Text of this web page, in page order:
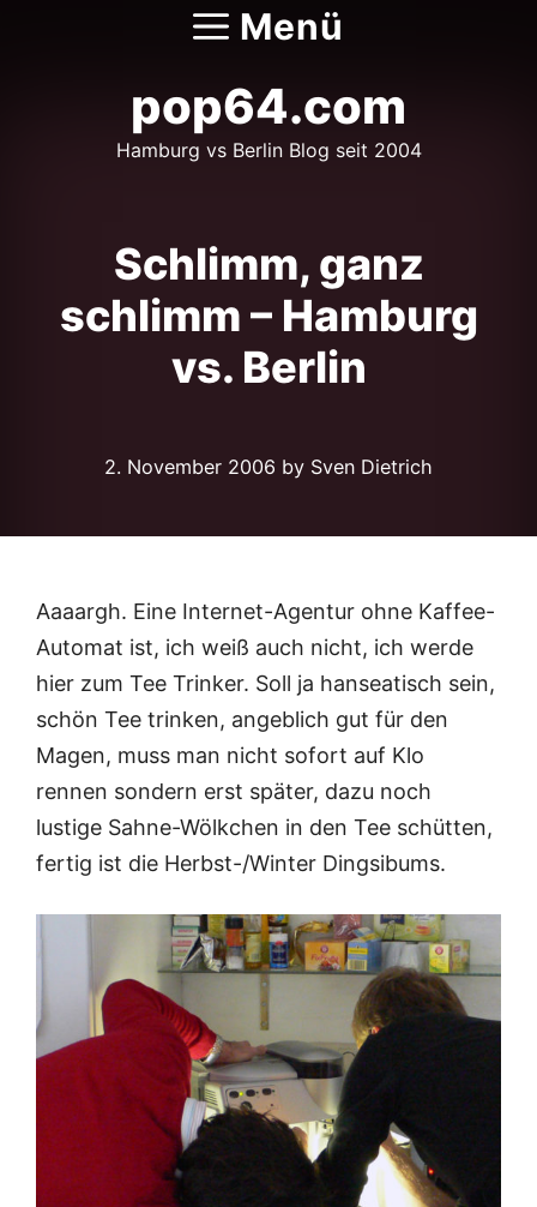
Menü
pop64.com
Hamburg vs Berlin Blog seit 2004
Schlimm, ganz
schlimm – Hamburg
vs. Berlin
2. November 2006 by Sven Dietrich
Aaaargh. Eine Internet-Agentur ohne Kaffee-
Automat ist, ich weiß auch nicht, ich werde
hier zum Tee Trinker. Soll ja hanseatisch sein,
schön Tee trinken, angeblich gut für den
Magen, muss man nicht sofort auf Klo
rennen sondern erst später, dazu noch
lustige Sahne-Wölkchen in den Tee schütten,
fertig ist die Herbst-/Winter Dingsibums.